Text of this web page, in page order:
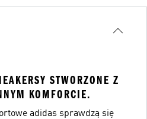
STWORZONE Z
KOMFORCIE.
adidas sprawdzą się